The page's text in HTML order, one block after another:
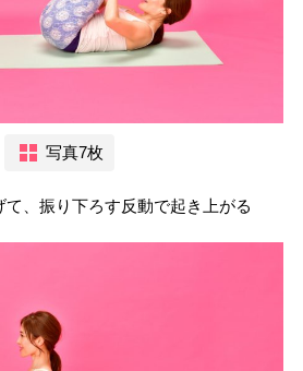
写真7枚
て、振り下ろす反動で起き上がる